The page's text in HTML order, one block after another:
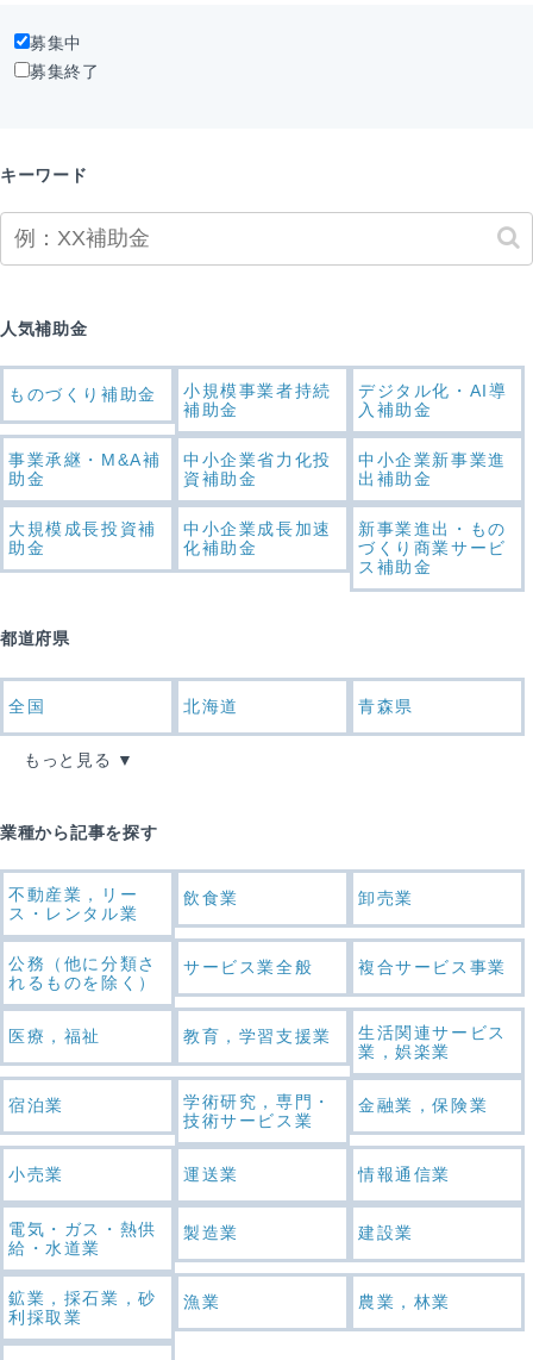
募集中
募集終了
キーワード
人気補助金
ものづくり補助金
小規模事業者持続
補助金
デジタル化・AI導
入補助金
事業承継・M&A補
助金
中小企業省力化投
資補助金
中小企業新事業進
出補助金
大規模成長投資補
助金
中小企業成長加速
化補助金
新事業進出・もの
づくり商業サービ
ス補助金
都道府県
全国 北海道 青森県
もっと見る
業種から記事を探す
不動産業，リー
ス・レンタル業
飲食業 卸売業
公務（他に分類さ
れるものを除く）
サービス業全般 複合サービス事業
医療，福祉 教育，学習支援業
生活関連サービス
業，娯楽業
宿泊業
学術研究，専門・
技術サービス業
金融業，保険業
小売業 運送業 情報通信業
電気・ガス・熱供
給・水道業
製造業 建設業
鉱業，採石業，砂
利採取業
漁業 農業，林業